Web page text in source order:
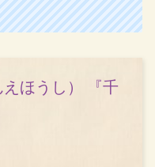
ほうし） 『千